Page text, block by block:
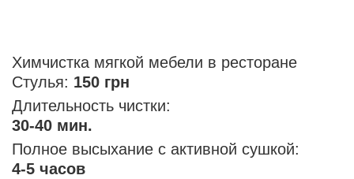
Химчистка мягкой мебели в ресторане
Стулья: 150 грн
Длительность чистки:
30-40 мин.
Полное высыхание с активной сушкой:
4-5 часов